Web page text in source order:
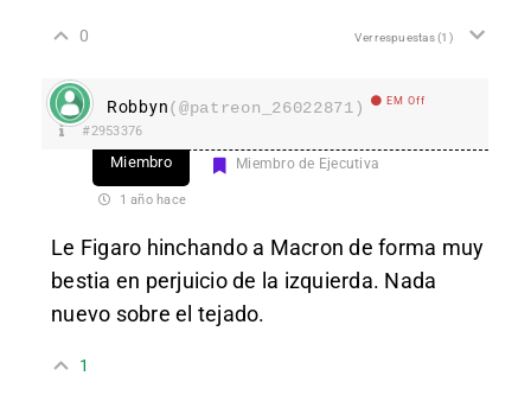
0 Ver respuestas(1)
Robbyn(@patreon_26022871) EM Off
#2953376
Miembro Miembro de Ejecutiva
1 año hace
Le Figaro hinchando a Macron de forma muy
bestia en perjuicio de la izquierda. Nada
nuevo sobre el tejado.
1